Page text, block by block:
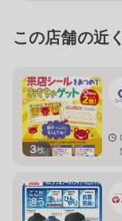
この店舗の近
3枚